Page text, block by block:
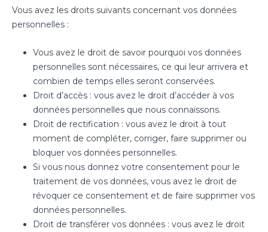
Vous avez les droits suivants concernant vos données
personnelles :
Vous avez le droit de savoir pourquoi vos données
personnelles sont nécessaires, ce qui leur arrivera et
combien de temps elles seront conservées.
Droit d’accès : vous avez le droit d’accéder à vos
données personnelles que nous connaissons.
Droit de rectification : vous avez le droit à tout
moment de compléter, corriger, faire supprimer ou
bloquer vos données personnelles.
Si vous nous donnez votre consentement pour le
traitement de vos données, vous avez le droit de
révoquer ce consentement et de faire supprimer vos
données personnelles.
Droit de transférer vos données : vous avez le droit